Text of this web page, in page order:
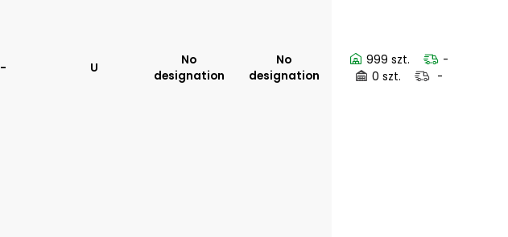
- U
No
designation
No
designation
999 szt.
-
0 szt.
-